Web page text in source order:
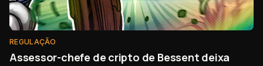
REGULAÇÃO
Assessor-chefe de cripto de Bessent deixa